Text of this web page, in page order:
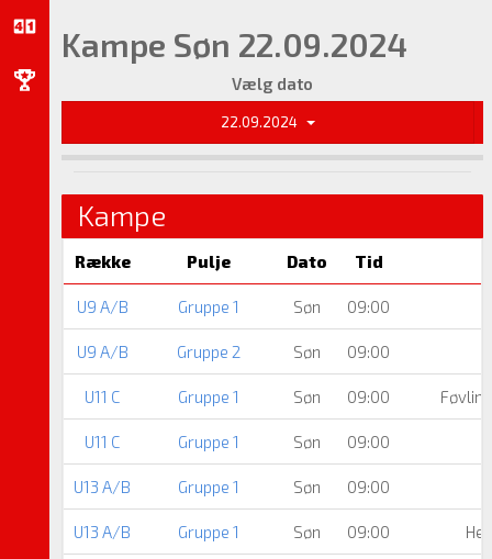
Kampe Søn 22.09.2024
Vælg dato
22.09.2024
Kampe
Række Pulje Dato Tid
U9 A/B Gruppe 1 Søn 09:00
U9 A/B Gruppe 2 Søn 09:00
U11 C Gruppe 1 Søn 09:00
U11 C Gruppe 1 Søn 09:00
U13 A/B Gruppe 1 Søn 09:00
U13 A/B Gruppe 1 Søn 09:00